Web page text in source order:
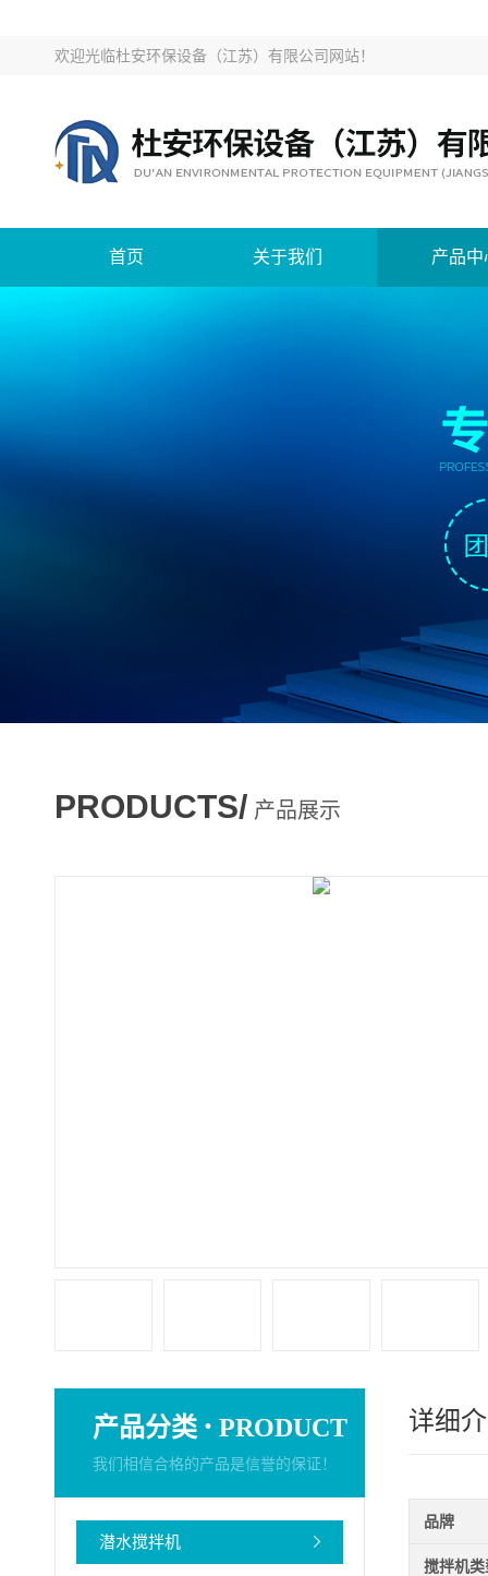
欢迎光临杜安环保设备（江苏）有限公司网站！
首页 关于我们 产品中
PRODUCTS/ 产品展示
产品分类 · PRODUCT
我们相信合格的产品是信誉的保证！
潜水搅拌机
详细
品牌
搅拌机类